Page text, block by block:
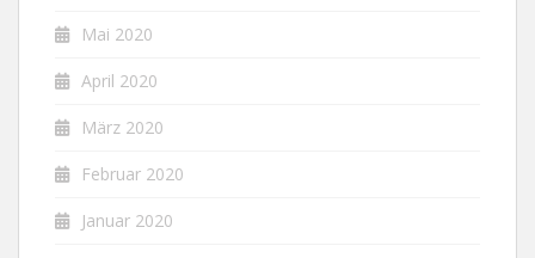
Mai 2020
April 2020
März 2020
Februar 2020
Januar 2020